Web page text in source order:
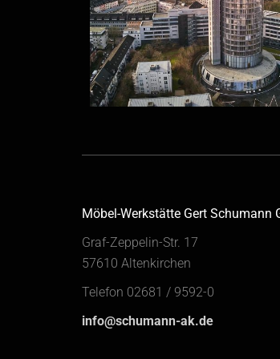
Möbel-Werkstätte Gert Schumann
Graf-Zeppelin-Str. 17
57610 Altenkirchen
Telefon 02681 / 9592-0
info@schumann-ak.de